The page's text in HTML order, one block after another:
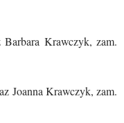
Krawczyk, zam.
Joanna Krawczyk, zam.